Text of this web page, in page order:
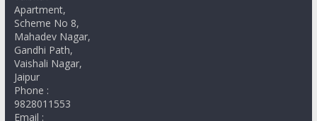
Apartment,
Scheme No 8,
Mahadev Nagar,
Gandhi Path,
Vaishali Nagar,
Jaipur
Phone :
9828011553
Email :